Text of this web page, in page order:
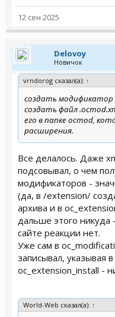
12 сен 2025
Delovoy
Новичок
vrndorog сказал(а): ↑
создать модификатор
создать файл
его в папке ocmod,
расширения.
Все делалось. Даже
подсовывал, о чем
модификаторов -
(да, в /extension/
архива и в
дальше этого никуда
сайте реакции нет.
Уже сам в
записывал, указывая
oc_extension_install -
World-Web сказал(а): ↑